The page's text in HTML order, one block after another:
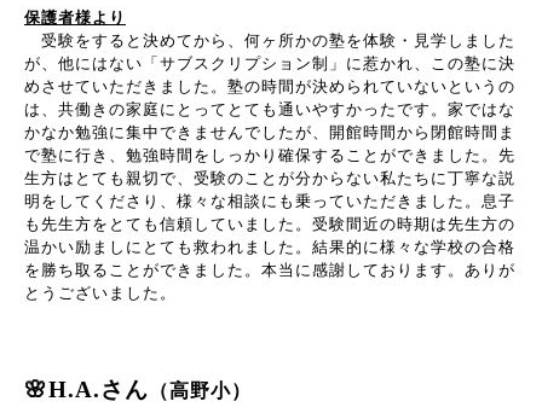
保護者様より
受験をすると決めてから、何ヶ所かの塾を体験・見学しました
が、他にはない「サブスクリプション制」に惹かれ、この塾に決
めさせていただきました。塾の時間が決められていないというの
は、共働きの家庭にとってとても通いやすかったです。家ではな
かなか勉強に集中できませんでしたが、開館時間から閉館時間ま
で塾に行き、勉強時間をしっかり確保することができました。先
生方はとても親切で、受験のことが分からない私たちに丁寧な説
明をしてくださり、様々な相談にも乗っていただきました。息子
も先生方をとても信頼していました。受験間近の時期は先生方の
温かい励ましにとても救われました。結果的に様々な学校の合格
を勝ち取ることができました。本当に感謝しております。ありが
とうございました。
🌸H.A.さん （高野小）